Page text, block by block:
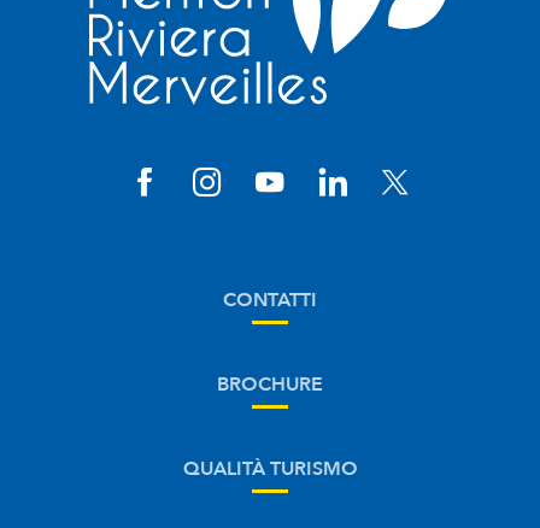
CONTATTI
BROCHURE
QUALITÀ TURISMO